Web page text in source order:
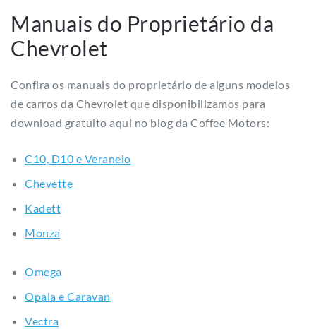
Manuais do Proprietário da
Chevrolet
Confira os manuais do proprietário de alguns modelos
de carros da Chevrolet que disponibilizamos para
download gratuito aqui no blog da Coffee Motors:
C10, D10 e Veraneio
Chevette
Kadett
Monza
Omega
Opala e Caravan
Vectra